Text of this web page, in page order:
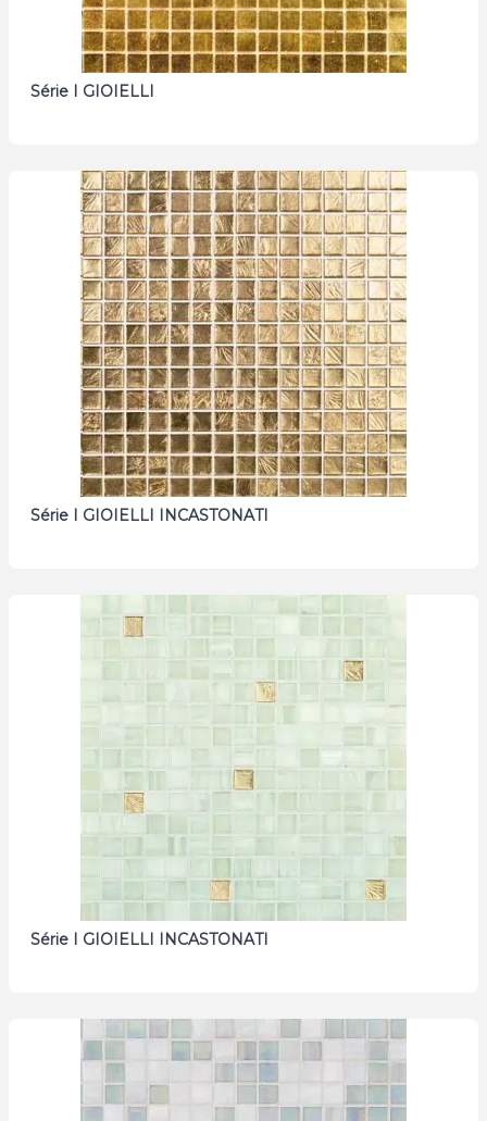
Série I GIOIELLI
Série I GIOIELLI INCASTONATI
Série I GIOIELLI INCASTONATI